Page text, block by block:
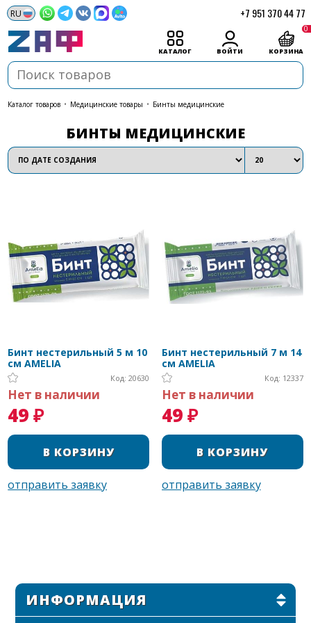
+7 951 370 44 77
КАТАЛОГ ВОЙТИ КОРЗИНА
0
каталог товаров • Медицинские товары • Бинты медицинские
БИНТЫ МЕДИЦИНСКИЕ
Бинт нестерильный 5 м 10
см AMELIA
Код: 20630
Нет в наличии
49 ₽
Бинт нестерильный 7 м 14
см AMELIA
Код: 12337
Нет в наличии
49 ₽
ИНФОРМАЦИЯ